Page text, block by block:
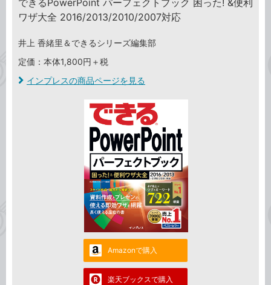
できるPowerPoint パーフェクトブック 困った! &便利
ワザ大全 2016/2013/2010/2007対応
井上 香緒里＆できるシリーズ編集部
定価：本体1,800円＋税
インプレスの商品ページを見る
Amazonで購入
楽天ブックスで購入